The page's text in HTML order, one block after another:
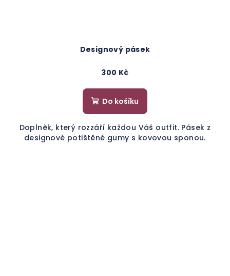
Designový pásek
300 Kč
Do košíku
Doplněk, který rozzáří každou Váš outfit. Pásek z
designové potištěné gumy s kovovou sponou.